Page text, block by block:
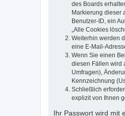
des Boards
Markierung dieser
Benutzer-ID, ein
„Alle Cookies
Weiterhin werden
eine E-Mail-
Wenn Sie einen
diesen Fällen wird
Umfragen),
Kennzeichnung
Schließlich
explizit von Ihnen
Ihr Passwort wird mit